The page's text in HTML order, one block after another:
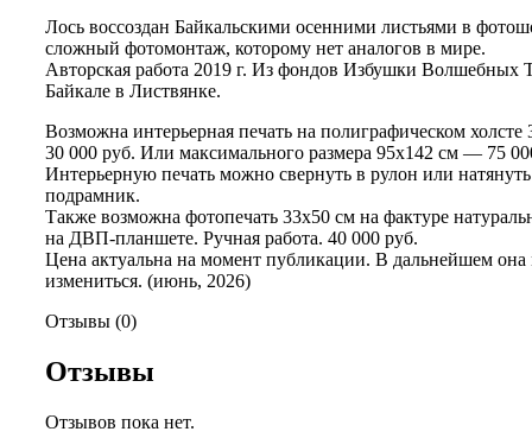
Лось воссоздан Байкальскими осенними листьями в
сложный фотомонтаж, которому нет аналогов в мире.
Авторская работа 2019 г. Из фондов Избушки Волшебных
Байкале в Листвянке.
Возможна интерьерная печать на полиграфическом
30 000 руб. Или максимального размера 95х142 см — 75
Интерьерную печать можно свернуть в рулон или
подрамник.
Также возможна фотопечать 33х50 см на фактуре
на ДВП-планшете. Ручная работа. 40 000 руб.
Цена актуальна на момент публикации. В дальнейшем она
измениться. (июнь, 2026)
Отзывы (0)
Отзывы
Отзывов пока нет.